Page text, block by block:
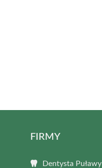
FIRMY
Dentysta Puławy